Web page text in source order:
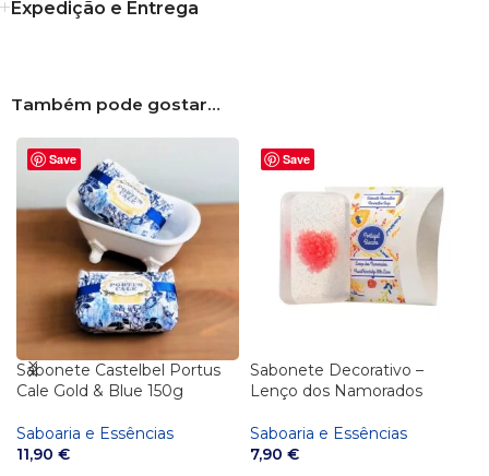
Expedição e Entrega
Também pode gostar…
Save
Sabonete Castelbel Portus
Cale Gold & Blue 150g
Saboaria e Essências
11,90 €
Save
Sabonete Decorativo –
Lenço dos Namorados
Saboaria e Essências
7,90 €